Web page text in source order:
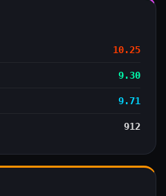
10.25
9.30
9.71
912